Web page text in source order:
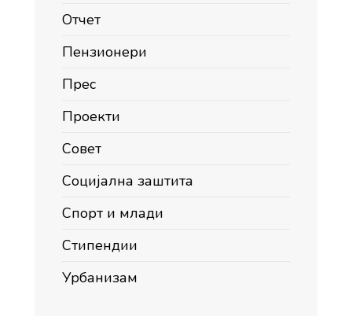
Отчет
Пензионери
Прес
Проекти
Совет
Социјална заштита
Спорт и млади
Стипендии
Урбанизам